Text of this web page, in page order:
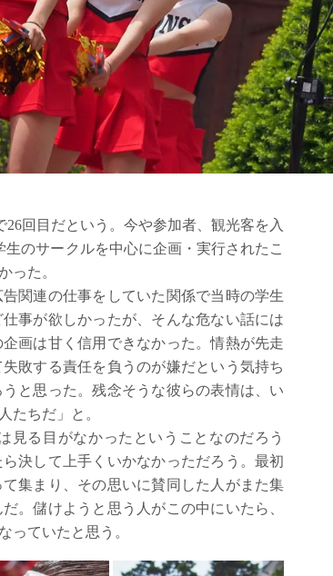
回目だという。今や参加者、観光客を入
のサークルを中心に企画・実行されたこ
った。
関連の仕事をしていた関係で当時の学生
事が欲しかったが、そんな危ない話には
画は甘く信用できなかった。情熱が先走
敗する責任を負うのが嫌だという気持ち
と思った。残念そうな彼らの表情は、い
たちだ」と。
見る目がなかったということなのだろう
決して上手くいかなかっただろう。最初
集まり、その思いに賛同した人がまた集
。儲けようと思う人がこの中にいたら、
っていたと思う。